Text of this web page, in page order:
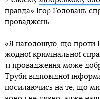
правда» Ігор Головань
проваджень.
«Я наголошую, що проти
жодної кримінальної
ті провадження може
Труби відповідної
посилаючись на те, що ми